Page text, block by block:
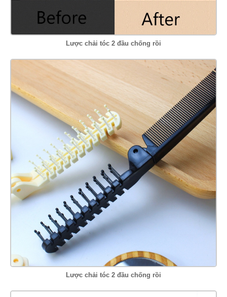
Lược chải tóc 2 đầu chống rồi
Lược chải tóc 2 đầu chống rồi